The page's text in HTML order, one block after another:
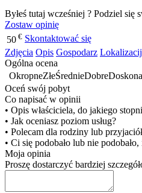
Byłeś tutaj wcześniej ? Podziel się
Zostaw opinię
50 € Skontaktować się
Zdjęcia Opis Gospodarz
Ogólna ocena
OkropneZłeŚrednieDobre
Oceń swój pobyt
Co napisać w opinii
• Opis właściciela, do jakiego
• Jak oceniasz poziom usług?
• Polecam dla rodziny lub
• Ci się podobało lub nie
Moja opinia
Proszę dostarczyć bardziej